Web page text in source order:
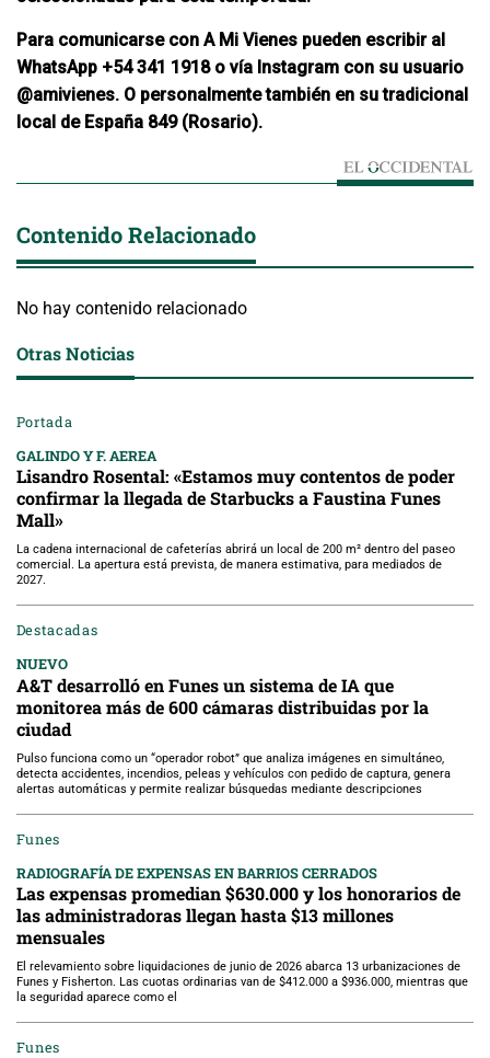
Para comunicarse con A Mi Vienes pueden escribir al
WhatsApp +54 341 1918 o vía Instagram con su usuario
@amivienes. O personalmente también en su tradicional
local de España 849 (Rosario).
Contenido Relacionado
No hay contenido relacionado
Otras Noticias
Portada
GALINDO Y F. AEREA
Lisandro Rosental: «Estamos muy contentos de poder
confirmar la llegada de Starbucks a Faustina Funes
Mall»
La cadena internacional de cafeterías abrirá un local de 200 m² dentro del paseo
comercial. La apertura está prevista, de manera estimativa, para mediados de
2027.
Destacadas
NUEVO
A&T desarrolló en Funes un sistema de IA que
monitorea más de 600 cámaras distribuidas por la
ciudad
Pulso funciona como un “operador robot” que analiza imágenes en simultáneo,
detecta accidentes, incendios, peleas y vehículos con pedido de captura, genera
alertas automáticas y permite realizar búsquedas mediante descripciones
Funes
RADIOGRAFÍA DE EXPENSAS EN BARRIOS CERRADOS
Las expensas promedian $630.000 y los honorarios de
las administradoras llegan hasta $13 millones
mensuales
El relevamiento sobre liquidaciones de junio de 2026 abarca 13 urbanizaciones de
Funes y Fisherton. Las cuotas ordinarias van de $412.000 a $936.000, mientras que
la seguridad aparece como el
Funes